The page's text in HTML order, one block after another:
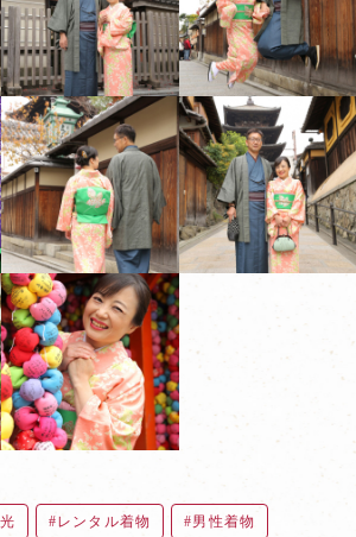
レンタル着物 男性着物